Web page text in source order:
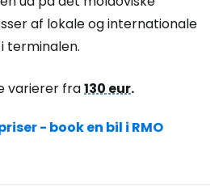
af lokale og internationale
terminalen.
varierer fra130 eur.
- book en bil i RMO